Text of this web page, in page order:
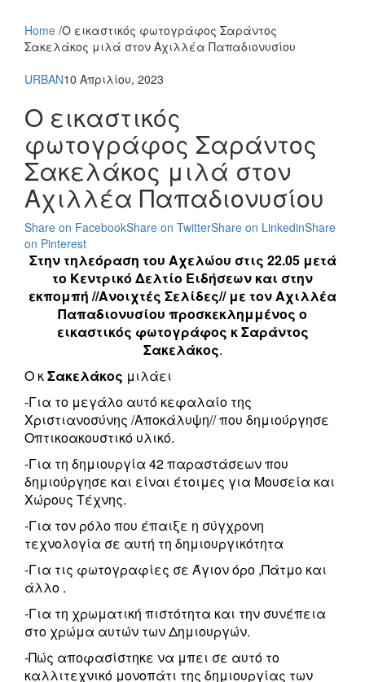
Home /Ο εικαστικός φωτογράφος Σαράντος
Σακελάκος μιλά στον Αχιλλέα Παπαδιονυσίου
URBAN10 Απριλίου, 2023
Ο εικαστικός
φωτογράφος Σαράντος
Σακελάκος μιλά στον
Αχιλλέα Παπαδιονυσίου
Share on FacebookShare on TwitterShare on LinkedinShare
on Pinterest
Στην τηλεόραση του Αχελώου στις 22.05 μετά
το Κεντρικό Δελτίο Ειδήσεων και στην
εκπομπή //Ανοιχτές Σελίδες// με τον Αχιλλέα
Παπαδιονυσίου προσκεκλημμένος ο
εικαστικός φωτογράφος κ Σαράντος
Σακελάκος.
Ο κΣακελάκος μιλάει
-Για το μεγάλο αυτό κεφαλαίο της
Χριστιανοσύνης /Αποκάλυψη// που δημιούργησε
Οπτικοακουστικό υλικό.
-Για τη δημιουργία 42 παραστάσεων που
δημιούργησε και είναι έτοιμες για Μουσεία και
Χώρους Τέχνης.
-Για τον ρόλο που έπαιξε η σύγχρονη
τεχνολογία σε αυτή τη δημιουργικότητα
-Για τις φωτογραφίες σε Άγιον όρο ,Πάτμο και
άλλο .
-Για τη χρωματική πιστότητα και την συνέπεια
στο χρώμα αυτών των Δημιουργών.
-Πώς αποφασίστηκε να μπει σε αυτό το
καλλιτεχνικό μονοπάτι της δημιουργίας των